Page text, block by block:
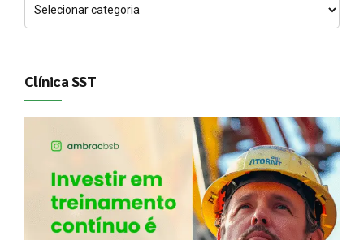
Clínica SST